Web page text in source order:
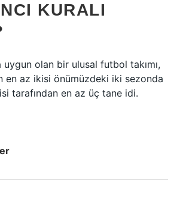
KURALI
olan bir ulusal futbol takımı,
en az ikisi önümüzdeki iki sezonda
tarafından en az üç tane idi.